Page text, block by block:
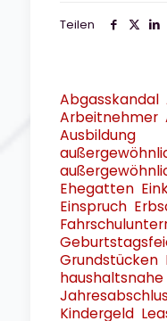
Teilen
Abgasskandal
Arbeitnehmer
Ausbildung
Ehegatten
Einspruch
Grundstücken
Kindergeld